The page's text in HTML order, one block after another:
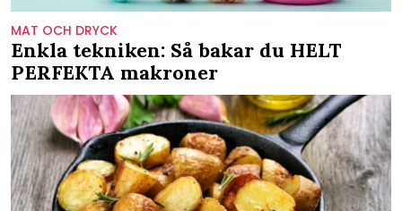
MAT OCH DRYCK
Enkla tekniken: Så bakar du HELT
PERFEKTA makroner